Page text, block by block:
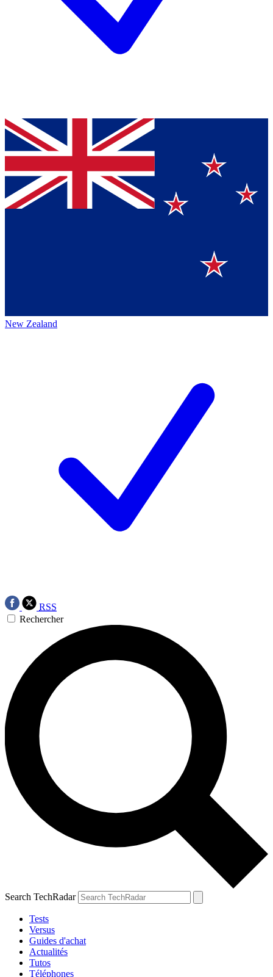
New Zealand
RSS
Rechercher
Search TechRadar
Tests
Versus
Guides d'achat
Actualités
Tutos
Téléphones